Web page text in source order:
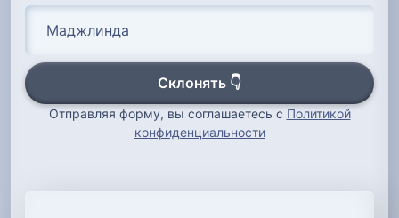
Склонять 👇
Отправляя форму, вы соглашаетесь с Политикой
конфиденциальности